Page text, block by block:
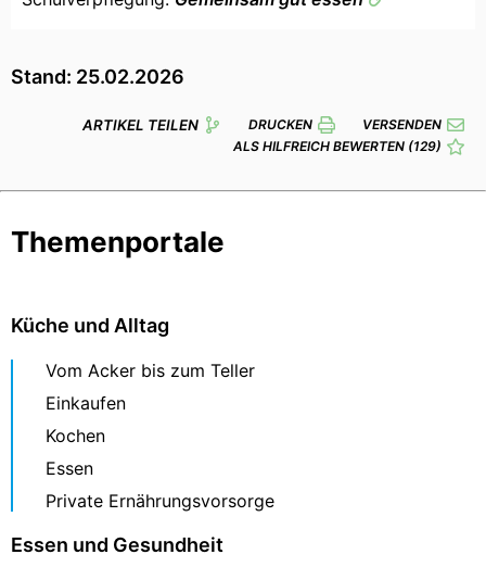
Stand: 25.02.2026
ARTIKEL TEILEN DRUCKEN
VERSENDEN
ALS HILFREICH BEWERTEN (129)
Themenportale
Küche und Alltag
Vom Acker bis zum Teller
Einkaufen
Kochen
Essen
Private Ernährungsvorsorge
Essen und Gesundheit